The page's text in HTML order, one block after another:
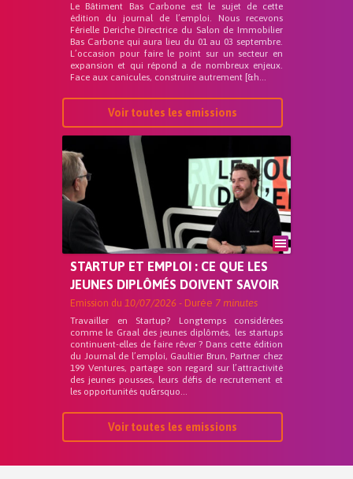
Le Bâtiment Bas Carbone est le sujet de cette
édition du journal de l’emploi. Nous recevons
Férielle Deriche Directrice du Salon de Immobilier
Bas Carbone qui aura lieu du 01 au 03 septembre.
L’occasion pour faire le point sur un secteur en
expansion et qui répond a de nombreux enjeux.
Face aux canicules, construire autrement [&h...
Voir toutes les emissions
STARTUP ET EMPLOI : CE QUE LES
JEUNES DIPLÔMÉS DOIVENT SAVOIR
Emission du 10/07/2026 - Durée 7 minutes
Travailler en Startup? Longtemps considérées
comme le Graal des jeunes diplômés, les startups
continuent-elles de faire rêver ? Dans cette édition
du Journal de l’emploi, Gaultier Brun, Partner chez
199 Ventures, partage son regard sur l’attractivité
des jeunes pousses, leurs défis de recrutement et
les opportunités qu&rsquo...
Voir toutes les emissions